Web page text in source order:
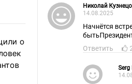
о
Николай
14.08.2025
Начнётся
Ответить
Serg